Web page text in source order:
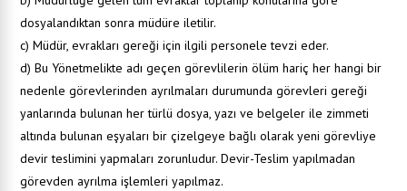
dosyalandıktan sonra müdüre iletilir.
c) Müdür, evrakları gereği için ilgili personele tevzi eder.
d) Bu Yönetmelikte adı geçen görevlilerin ölüm hariç her hangi bir
nedenle görevlerinden ayrılmaları durumunda görevleri gereği
yanlarında bulunan her türlü dosya, yazı ve belgeler ile zimmeti
altında bulunan eşyaları bir çizelgeye bağlı olarak yeni görevliye
devir teslimini yapmaları zorunludur. Devir-Teslim yapılmadan
görevden ayrılma işlemleri yapılmaz.